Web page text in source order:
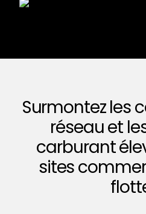
Surmontez les
réseau et
carburant
sites